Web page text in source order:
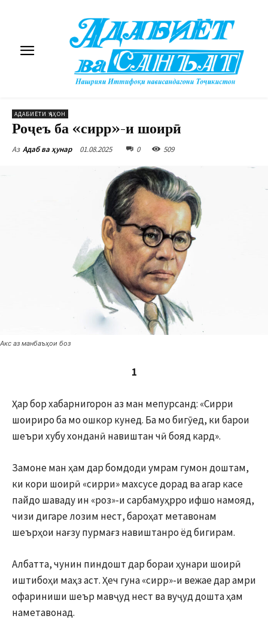
АДАБИЁТИ ҶАҲОН
Роҷеъ ба «сирр»-и шоирӣ
Аз Адаб ва ҳунар 01.08.2025 0 509
Акс аз манбаъҳои боз
1
Ҳар бор хабарнигорон аз ман мепурсанд: «Сирри
шоириро ба мо ошкор кунед. Ба мо бигӯед, ки барои
шеъри хубу хонданӣ навиштан чӣ бояд кард».
Замоне ман ҳам дар бомдоди умрам гумон доштам,
ки кори шоирӣ «сирри» махсусе дорад ва агар касе
пайдо шаваду ин «роз»-и сарбамуҳрро ифшо намояд,
чизи дигаре лозим нест, бароҳат метавонам
шеърҳои нағзу пурмағз навиштанро ёд бигирам.
Албатта, чунин пиндошт дар бораи ҳунари шоирӣ
иштибоҳи маҳз аст. Ҳеч гуна «сирр»-и вежае дар амри
офариниши шеър мавҷуд нест ва вуҷуд дошта ҳам
наметавонад.